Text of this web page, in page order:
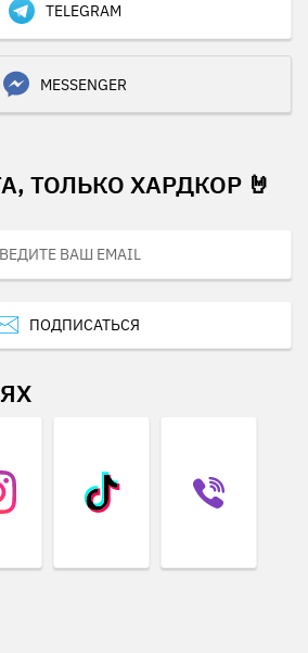
TELEGRAM
MESSENGER
ТОЛЬКО ХАРДКОР 🤘
ПОДПИСАТЬСЯ